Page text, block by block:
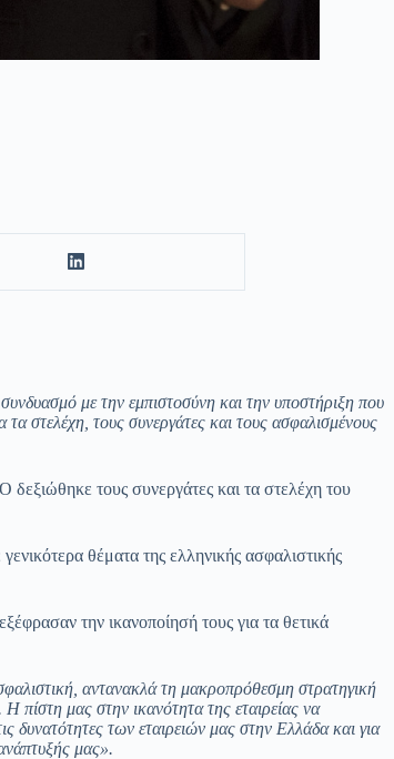
με την εμπιστοσύνη και την υποστήριξη που
τα στελέχη, τους συνεργάτες και τους ασφαλισμένους
τους συνεργάτες και τα στελέχη του
θέματα της ελληνικής ασφαλιστικής
την ικανοποίησή τους για τα θετικά
αντανακλά τη μακροπρόθεσμη στρατηγική
πίστη μας στην ικανότητα της εταιρείας να
δυνατότητες των εταιρειών μας στην Ελλάδα και για
μας».